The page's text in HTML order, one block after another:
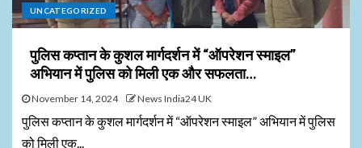
UNCATEGORIZED
पुलिस कप्तान के कुशल मार्गदर्शन में “ऑपरेशन स्माइल”
अभियान में पुलिस को मिली एक और सफलता…
November 14, 2024 News India24 UK
पुलिस कप्तान के कुशल मार्गदर्शन में “ऑपरेशन स्माइल” अभियान में पुलिस
को मिली एक...